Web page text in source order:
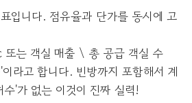
입니다. 점유율과 단가를 동시에 고
는 객실 매출 \ 총 공급 객실 수
라고 합니다. 빈방까지 포함해서 계
'가 없는 이것이 진짜 실력!